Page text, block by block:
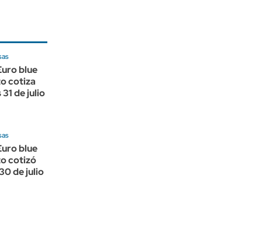
blue
cotiza
de julio
blue
cotizó
de julio